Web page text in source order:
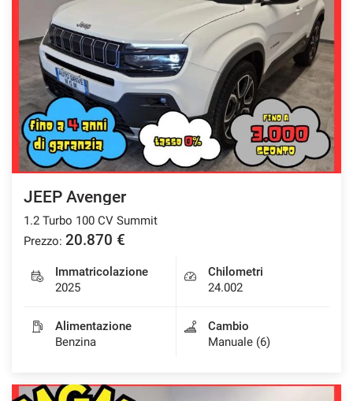
JEEP Avenger
1.2 Turbo 100 CV Summit
Prezzo: 20.870 €
Immatricolazione
2025
Chilometri
24.002
Alimentazione
Benzina
Cambio
Manuale (6)